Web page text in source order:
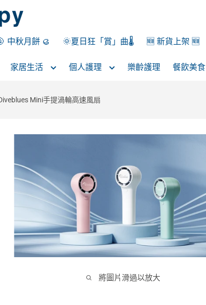
中秋月餅 🥮 🌞夏日狂「賞」曲🌡️ 🆕 新貨上架 🆕
家居生活 個人護理 樂齡護理 餐飲美食
Mini手提渦輪高速風扇
將圖片滑過以放大